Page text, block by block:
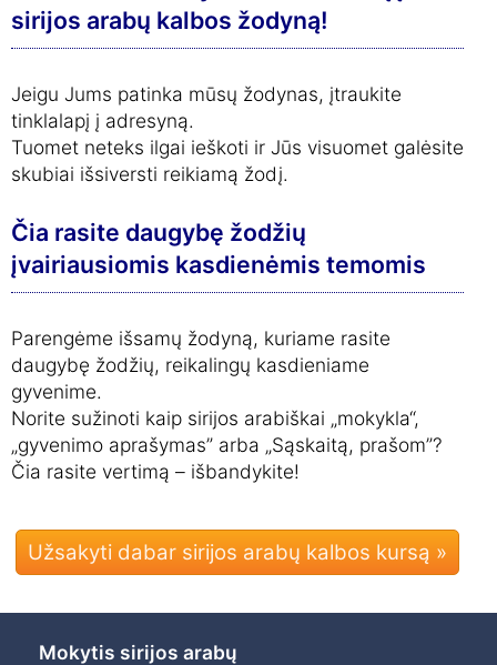
sirijos arabų kalbos žodyną!
Jeigu Jums patinka mūsų žodynas, įtraukite
tinklalapį į adresyną.
Tuomet neteks ilgai ieškoti ir Jūs visuomet galėsite
skubiai išsiversti reikiamą žodį.
Čia rasite daugybę žodžių
įvairiausiomis kasdienėmis temomis
Parengėme išsamų žodyną, kuriame rasite
daugybę žodžių, reikalingų kasdieniame
gyvenime.
Norite sužinoti kaip sirijos arabiškai „mokykla“,
„gyvenimo aprašymas” arba „Sąskaitą, prašom”?
Čia rasite vertimą – išbandykite!
Užsakyti dabar sirijos arabų kalbos kursą »
Mokytis sirijos arabų